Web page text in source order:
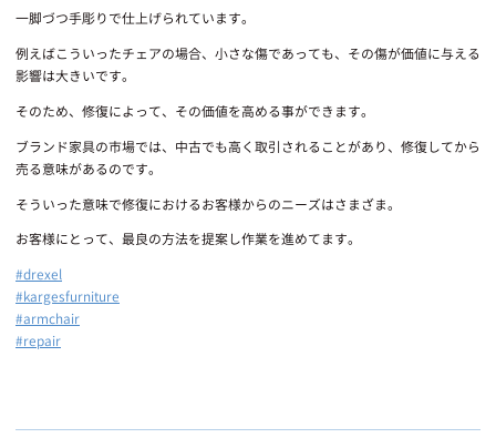
一脚づつ手彫りで仕上げられています。
例えばこういったチェアの場合、小さな傷であっても、その傷が価値に与える
影響は大きいです。
そのため、修復によって、その価値を高める事ができます。
ブランド家具の市場では、中古でも高く取引されることがあり、修復してから
売る意味があるのです。
そういった意味で修復におけるお客様からのニーズはさまざま。
お客様にとって、最良の方法を提案し作業を進めてます。
#drexel
#kargesfurniture
#armchair
#repair